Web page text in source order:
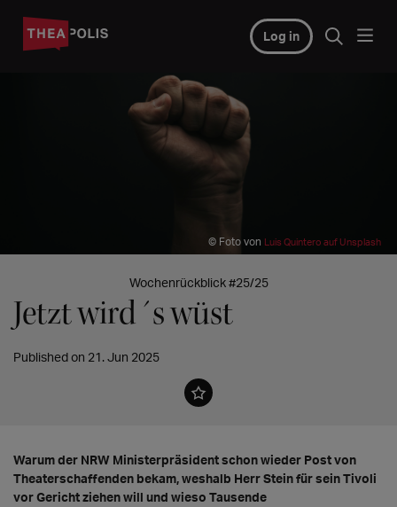
Log in
© Foto von Luis Quintero auf Unsplash
Wochenrückblick #25/25
Jetzt wird´s wüst
Published on 21. Jun 2025
Warum der NRW Ministerpräsident schon wieder Post von
Theaterschaffenden bekam, weshalb Herr Stein für sein Tivoli
vor Gericht ziehen will und wieso Tausende